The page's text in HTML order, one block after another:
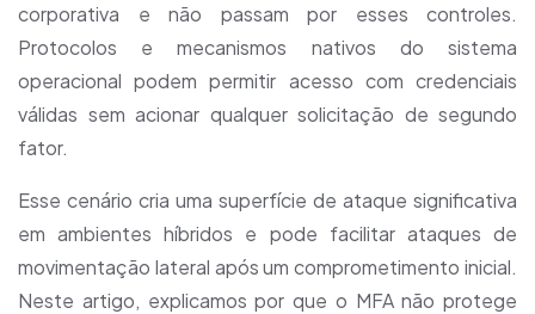
corporativa e não passam por esses controles.
Protocolos e mecanismos nativos do sistema
operacional podem permitir acesso com credenciais
válidas sem acionar qualquer solicitação de segundo
fator.
Esse cenário cria uma superfície de ataque significativa
em ambientes híbridos e pode facilitar ataques de
movimentação lateral após um comprometimento inicial.
Neste artigo, explicamos por que o MFA não protege